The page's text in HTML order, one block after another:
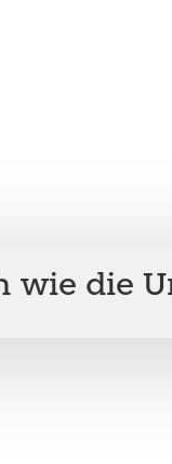
wie die